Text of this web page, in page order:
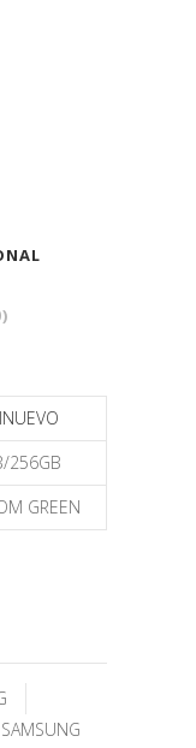
256GB
GREEN
SAMSUNG